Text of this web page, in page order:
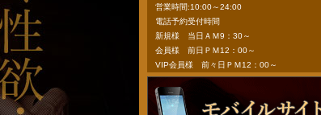
営業時間:10:00～24:00
電話予約受付時間
新規様 当日ＡＭ9：30～
会員様 前日ＰＭ12：00～
VIP会員様 前々日ＰＭ12：00～